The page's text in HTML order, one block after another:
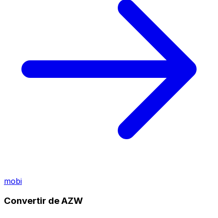
mobi
Convertir de AZW